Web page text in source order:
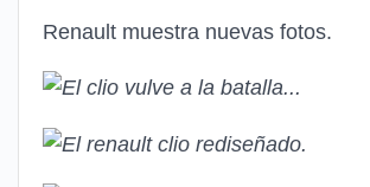
Renault muestra nuevas fotos.